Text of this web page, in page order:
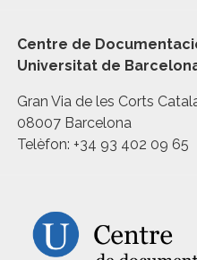
Centre de
Universitat de
Gran Via de les Corts
08007 Barcelona
Telèfon: +34 93 402 09 65